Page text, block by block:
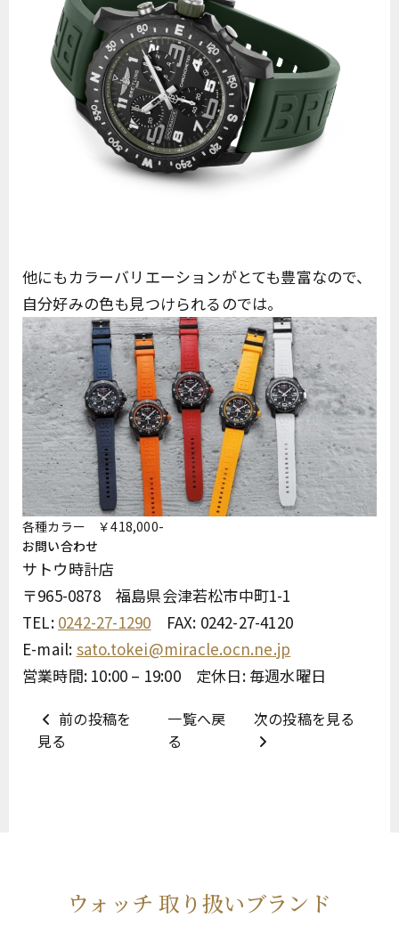
他にもカラーバリエーションがとても豊富なので、
自分好みの色も見つけられるのでは。
各種カラー ￥418,000-
お問い合わせ
サトウ時計店
〒965-0878 福島県会津若松市中町1-1
TEL: 0242-27-1290 FAX: 0242-27-4120
E-mail: sato.tokei@miracle.ocn.ne.jp
営業時間: 10:00 – 19:00 定休日: 毎週水曜日
前の投稿を
見る
一覧へ戻
る
次の投稿を見る
ウォッチ 取り扱いブランド